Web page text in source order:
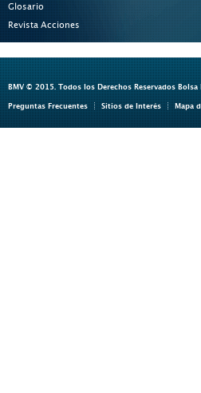
Glosario
Revista Acciones
BMV © 2015. Todos los Derechos Reservados Bolsa
Preguntas Frecuentes Sitios de Interés Mapa